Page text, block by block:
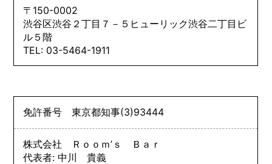
〒150-0002
渋谷区渋谷２丁目７－５ヒューリック渋谷二丁目ビ
ル５階
TEL: 03-5464-1911
免許番号東京都知事(3)93444
株式会社 Ｒｏｏｍ’ｓ Ｂａｒ
代表者: 中川 貴義